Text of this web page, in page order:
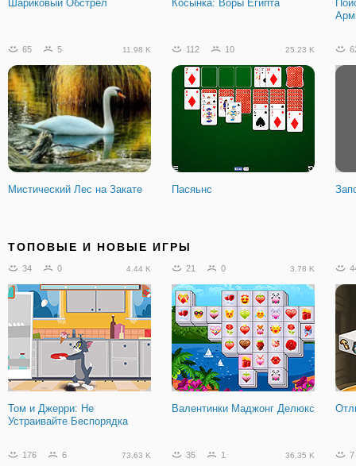
Шариковый Обстрел Косынка: Воры Египта
65 5 11.98 K
Мистический Лес на Закате
112 10 25.23 K
Пасяьнс
Квест-пасьянс: Пирамиды
Подбери пару: Назад в
сладкую страну
46 4
ТОПОВЫЕ И НОВЫЕ ИГРЫ
34 0 4.44 K
Том и Джерри: Не
Устраивайте Беспорядка
21 0 3.78 K
Валентинки Маджонг Делюкс
176 6 73.63 K 35 1 36.35 K 7